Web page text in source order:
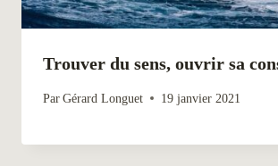
Trouver du sens, ouvrir sa
Par Gérard Longuet 19 janvier 2021